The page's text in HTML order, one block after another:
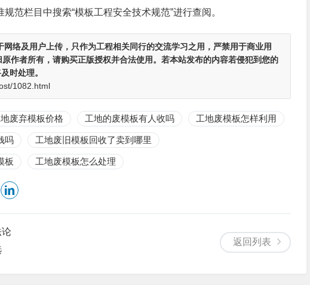
范栏目中搜索“模板工程安全技术规范”进行查阅。
络及用户上传， 只作为工程相关同行的交流学习之用 ，严禁用于商业用
作者所有，请购买正版授权并合法使用。若本站发布的内容若侵犯到您的
时处理。
1082.html
废弃模板价格 工地的废模板有人收吗 工地废模板怎样利用
吗 工地废旧模板回收了卖到哪里
板 工地废模板怎么处理
返回列表
论